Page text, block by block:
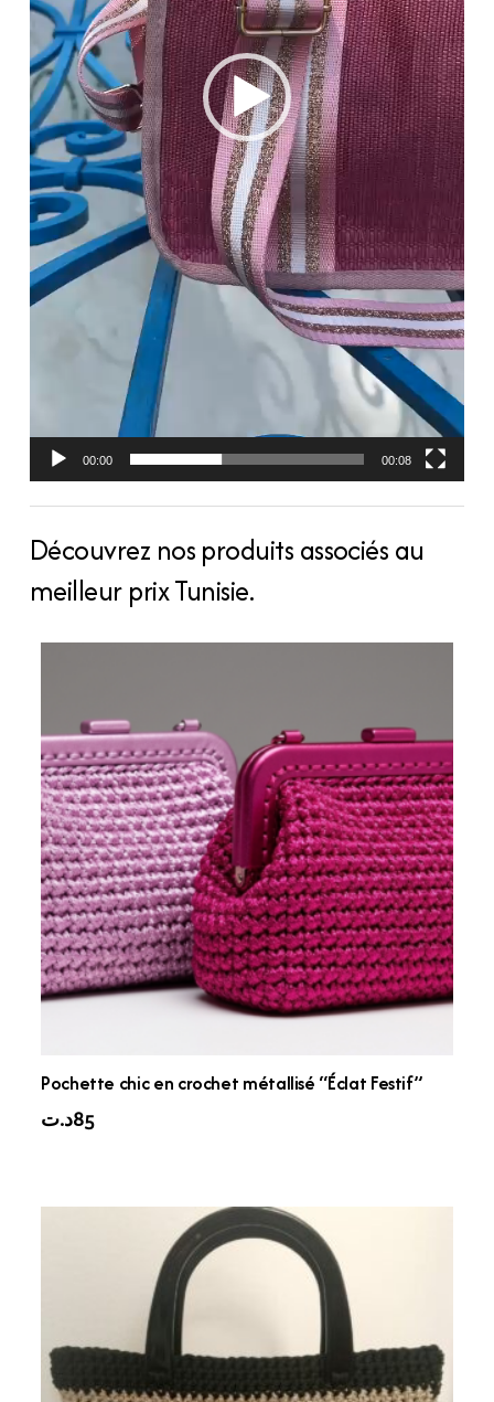
00:00 00:08
Découvrez nos produits associés au
meilleur prix Tunisie.
Pochette chic en crochet métallisé “Éclat Festif”
85د.ت